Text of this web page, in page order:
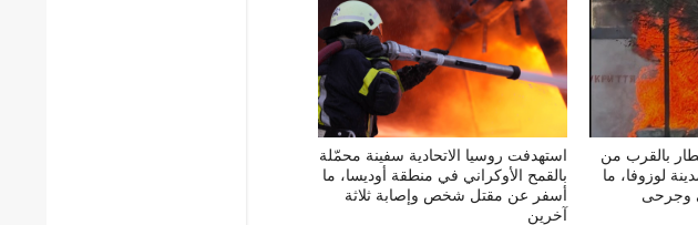
بالقرب من
لوزوفا، ما
وجرحى
استهدفت روسيا الاتحادية سفينة محمّلة
بالقمح الأوكراني في منطقة أوديسا، ما
أسفر عن مقتل شخص وإصابة ثلاثة
آخرين